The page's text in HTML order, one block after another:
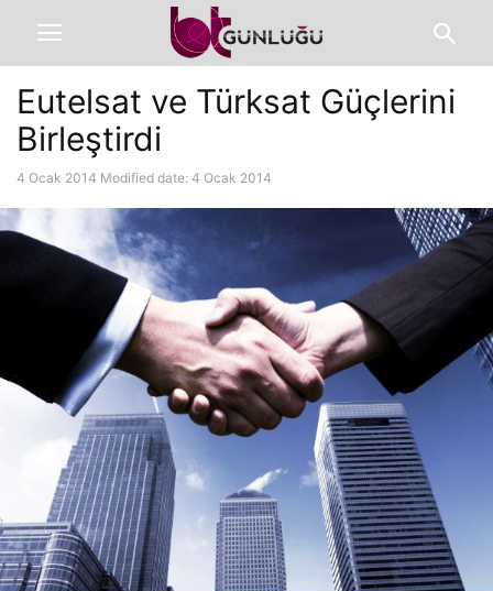
Eutelsat ve Türksat Güçlerini
Birleştirdi
4 Ocak 2014 Modified date: 4 Ocak 2014